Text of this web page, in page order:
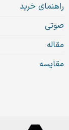
راهنمای خرید
صوتی
مقاله
مقایسه